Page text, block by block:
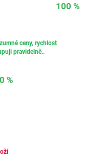
100 %
ceny, rychlost
pravidelně..
%